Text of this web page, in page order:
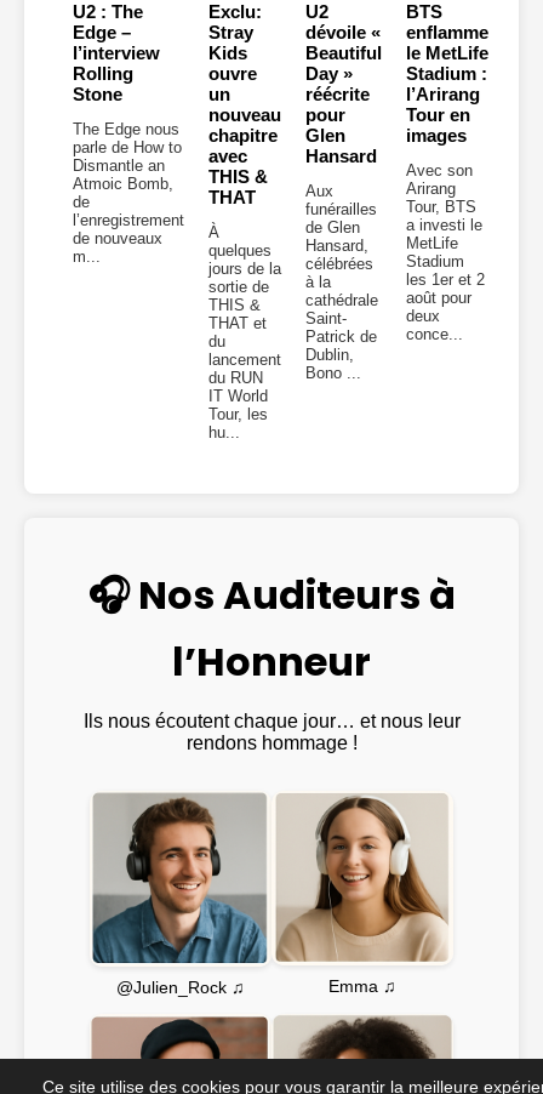
U2 : The
Edge –
l’interview
Rolling
Stone
The Edge nous
parle de How to
Dismantle an
Atmoic Bomb,
de
l’enregistrement
de nouveaux
m...
Exclu:
Stray
Kids
ouvre
un
nouveau
chapitre
avec
THIS &
THAT
À
quelques
jours de la
sortie de
THIS &
THAT et
du
lancement
du RUN
IT World
Tour, les
hu...
U2
dévoile «
Beautiful
Day »
réécrite
pour
Glen
Hansard
Aux
funérailles
de Glen
Hansard,
célébrées
à la
cathédrale
Saint-
Patrick de
Dublin,
Bono ...
BTS
enflamme
le MetLife
Stadium :
l’Arirang
Tour en
images
Avec son
Arirang
Tour, BTS
a investi le
MetLife
Stadium
les 1er et 2
août pour
deux
conce...
🎧 Nos Auditeurs à
l’Honneur
Ils nous écoutent chaque jour… et nous leur
rendons hommage !
@Julien_Rock ♫ Emma ♫
Ce site utilise des cookies pour vous garantir la meilleure